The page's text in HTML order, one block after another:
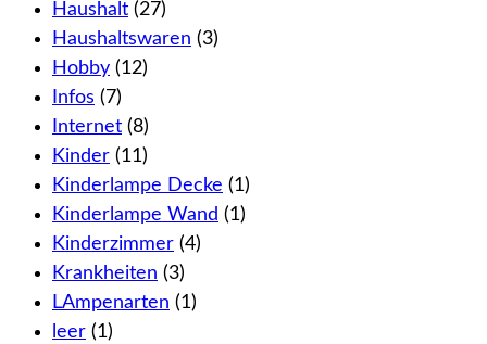
Haushalt (27)
Haushaltswaren (3)
Hobby (12)
Infos (7)
Internet (8)
Kinder (11)
Kinderlampe Decke (1)
Kinderlampe Wand (1)
Kinderzimmer (4)
Krankheiten (3)
LAmpenarten (1)
leer (1)